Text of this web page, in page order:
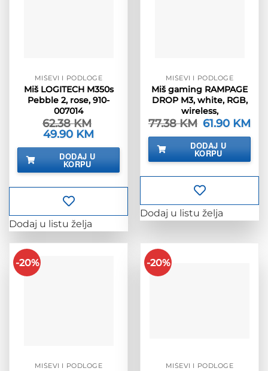
MIŠEVI I PODLOGE
Miš LOGITECH M350s
Pebble 2, rose, 910-
007014
62.38KM
Izvorna
cijena
bila
62.38 KM.
49.90 KM
je:
49.90 KM.
DODAJ U
KORPU
Dodaj u listu želja
MIŠEVI I PODLOGE
Miš gaming RAMPAGE
DROP M3, white, RGB,
wireless,
77.38KM Izvorna
cijena
bila
je:
77.38 KM.
61.90 KM
DODAJ U
KORPU
Dodaj u listu želja
-20%
MIŠEVI I PODLOGE
-20%
MIŠEVI I PODLOGE